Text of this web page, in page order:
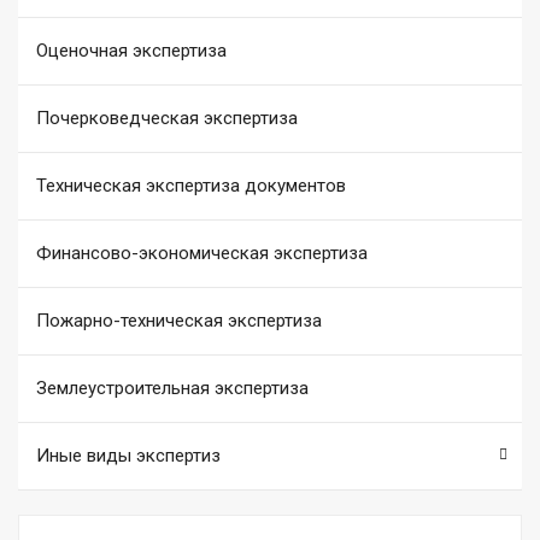
Оценочная экспертиза
Почерковедческая экспертиза
Техническая экспертиза документов
Финансово-экономическая экспертиза
Пожарно-техническая экспертиза
Землеустроительная экспертиза
Иные виды экспертиз